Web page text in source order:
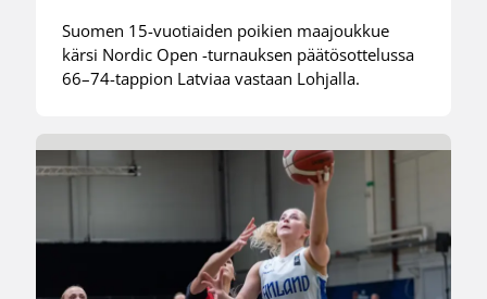
Suomen 15-vuotiaiden poikien maajoukkue
kärsi Nordic Open -turnauksen päätösottelussa
66–74-tappion Latviaa vastaan Lohjalla.